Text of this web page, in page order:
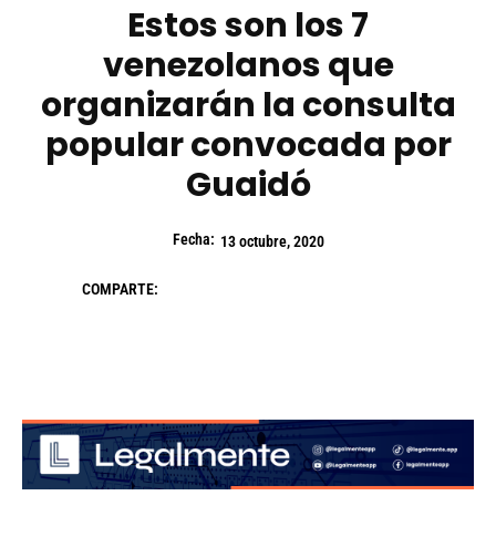
Estos son los 7
venezolanos que
organizarán la consulta
popular convocada por
Guaidó
Fecha: 13 octubre, 2020
COMPARTE: